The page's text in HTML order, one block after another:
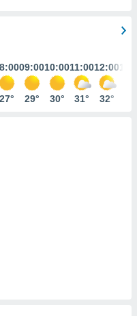
27°
09:00
29°
10:00
30°
11:00
31°
12:00
32°